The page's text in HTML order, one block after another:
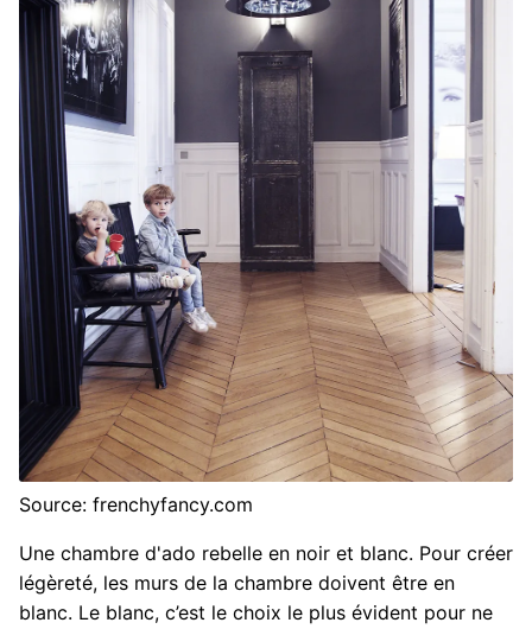
Source: frenchyfancy.com
Une chambre d'ado rebelle en noir et blanc. Pour créer
légèreté, les murs de la chambre doivent être en
blanc. Le blanc, c’est le choix le plus évident pour ne